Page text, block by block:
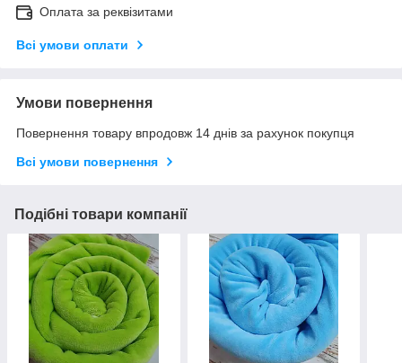
Оплата за реквізитами
Всі умови оплати
Умови повернення
Повернення товару впродовж 14 днів за рахунок покупця
Всі умови повернення
Подібні товари компанії